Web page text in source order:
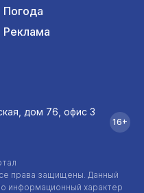
Погода
Реклама
права защищены. Данный
информационный характер
дом 76, офис 3
16+